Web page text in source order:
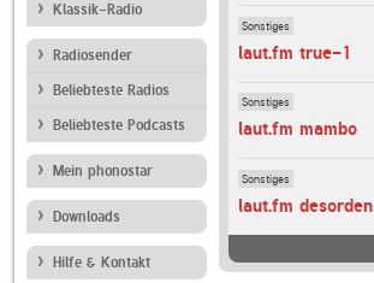
Klassik-Radio
Radiosender
Beliebteste Radios
Beliebteste Podcasts
Mein phonostar
Downloads
Hilfe & Kontakt
Sonstiges
laut.fm true-1
Sonstiges
laut.fm mambo
Sonstiges
laut.fm desorden